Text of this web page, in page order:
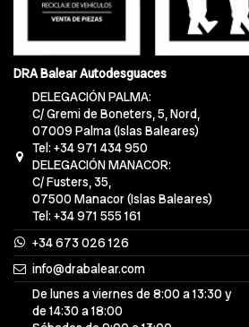
DRA Balear Autodesguaces
DELEGACIÓN PALMA:
C/ Gremi de Boneters, 5, Nord,
07009 Palma (Islas Baleares)
Tel: +34 971 434 950
DELEGACIÓN MANACOR:
C/ Fusters, 35,
07500 Manacor (Islas Baleares)
Tel: +34 971 555 161
+34 673 026 126
info@drabalear.com
De lunes a viernes de 8:00 a 13:30 y
de 14:30 a 18:00